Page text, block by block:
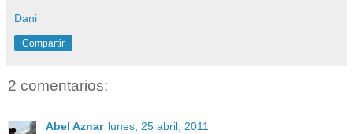
Dani
Compartir
2 comentarios:
Abel Aznar lunes, 25 abril, 2011